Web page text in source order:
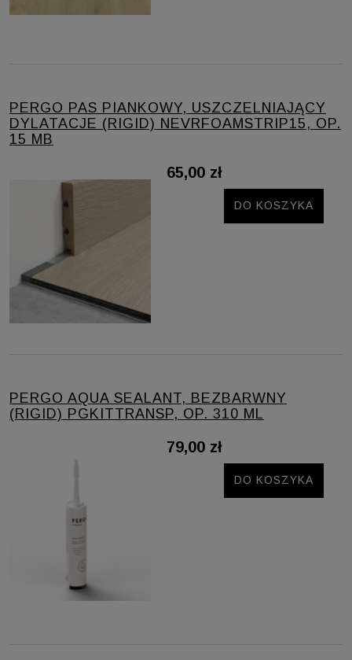
PERGO PAS PIANKOWY, USZCZELNIAJĄCY
DYLATACJE (RIGID) NEVRFOAMSTRIP15, OP.
15 MB
65,00 zł
DO KOSZYKA
PERGO AQUA SEALANT, BEZBARWNY
(RIGID) PGKITTRANSP, OP. 310 ML
79,00 zł
DO KOSZYKA